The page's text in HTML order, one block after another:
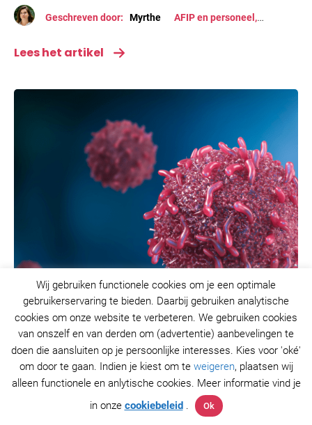
herkenning én betrokkenheid bij mensen
met boezemfibrilleren
Geschreven door: Myrthe AFIP en personeel ,
Lees het artikel
Kanker en boezemfibrilleren: wat we
weten en waarom dit belangrijk is
Wij gebruiken functionele cookies om je een optimale
gebruikerservaring te bieden. Daarbij gebruiken analytische
cookies om onze website te verbeteren. We gebruiken cookies
van onszelf en van derden om (advertentie) aanbevelingen te
doen die aansluiten op je persoonlijke interesses. Kies voor 'oké'
om door te gaan. Indien je kiest om te weigeren, plaatsen wij
alleen functionele en anlytische cookies. Meer informatie vind je
in onze cookiebeleid. Ok